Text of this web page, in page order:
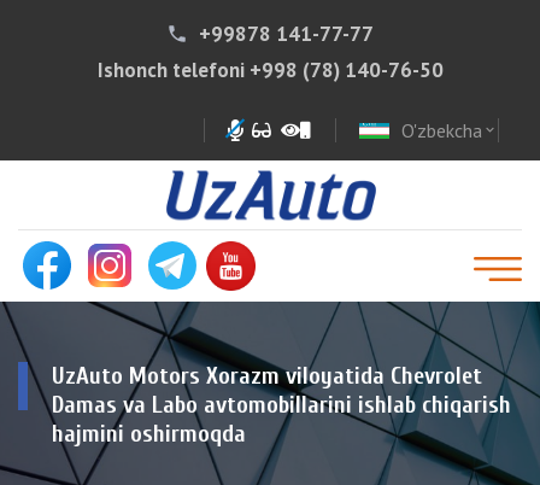
phone
+99878 141-77-77
Ishonch telefoni +998 (78) 140-76-50
O'zbekcha expand_more
UzAuto Motors Xorazm viloyatida Chevrolet
Damas va Labo avtomobillarini ishlab chiqarish
hajmini oshirmoqda